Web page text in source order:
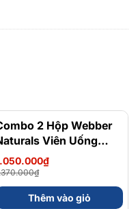
- 23%
2 Hộp Webber
Viên Uống
Dễ Dàng Hấp
Dịu Nhẹ Cho Hệ
Hóa Magnesium
200mg -
Thêm vào giỏ